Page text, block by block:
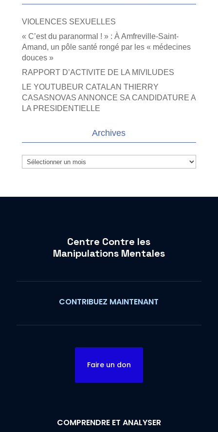
VIOLENCES SEXUELLES
« C’est du paranormal ! » : À Amfreville-Saint-
Amand, un pôle santé rongé par les « médecines
douces »
RAPPORT D’ACTIVITE DE LA MIVILUDES
LE YOUTUBEUR CATALAN THIERRY
CASASNOVAS ANNONCE SA CANDIDATURE A
LA PRESIDENTIELLE
Archives
Archives
Centre Contre les
Manipulations Mentales
CONTRIBUEZ MAINTENANT
Faire un don
COMPRENDRE ET ANALYSER